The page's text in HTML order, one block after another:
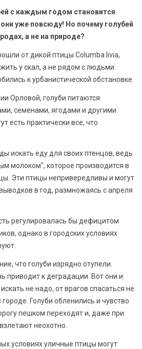
с каждым годом становится
уже повсюду! Но почему голубей
а не на природе?
от дикой птицы Columba livia,
у скал, а не рядом с людьми.
к урбанистической обстановке.
Орловой, голуби питаются
семенами, ягодами и другими
есть практически все, что
искать еду для своих птенцов, ведь
молоком", которое производится в
Эти птицы непривередливы и могут
в год, размножаясь с апреля
регулировалась бы дефицитом
однако в городских условиях
что голуби изрядно отупели.
приводит к деградации. Вот они и
не надо, от врагов спасаться не
Голуби обленились и чувство
пешком переходят и, даже при
неохотно.
условиях уличные птицы могут